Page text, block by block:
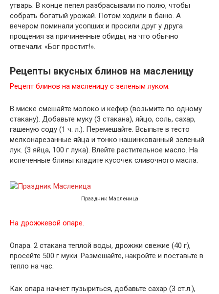
утварь. В конце пепел разбрасывали по полю, чтобы
собрать богатый урожай. Потом ходили в баню. А
вечером поминали усопших и просили друг у друга
прощения за причиненные обиды, на что обычно
отвечали: «Бог простит!».
Рецепты вкусных блинов на масленицу
Рецепт блинов на масленицу с зеленым луком.
В миске смешайте молоко и кефир (возьмите по одному
стакану). Добавьте муку (3 стакана), яйцо, соль, сахар,
гашеную соду (1 ч. л.). Перемешайте. Всыпьте в тесто
мелконарезанные яйца и тонко нашинкованный зеленый
лук. (3 яйца, 100 г лука). Влейте растительное масло. На
испеченные блины кладите кусочек сливочного масла.
Праздник Масленица
На дрожжевой опаре.
Опара. 2 стакана теплой воды, дрожжи свежие (40 г),
просейте 500 г муки. Размешайте, накройте и поставьте в
тепло на час.
Как опара начнет пузыриться, добавьте сахар (3 ст.л.),